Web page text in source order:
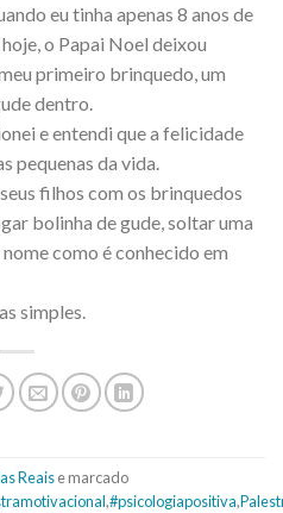
eu tinha apenas 8 anos de
o Papai Noel deixou
primeiro brinquedo, um
dentro.
e entendi que a felicidade
pequenas da vida.
filhos com os brinquedos
bolinha de gude, soltar uma
como é conhecido em
simples.
Reaise marcado
,#psicologiapositiva,